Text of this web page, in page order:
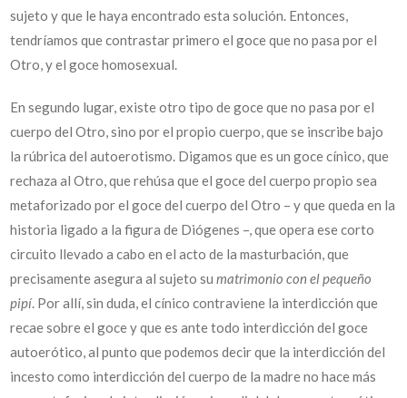
sujeto y que le haya encontrado esta solución. Entonces,
tendríamos que contrastar primero el goce que no pasa por el
Otro, y el goce homosexual.
En segundo lugar, existe otro tipo de goce que no pasa por el
cuerpo del Otro, sino por el propio cuerpo, que se inscribe bajo
la rúbrica del autoerotismo. Digamos que es un goce cínico, que
rechaza al Otro, que rehúsa que el goce del cuerpo propio sea
metaforizado por el goce del cuerpo del Otro – y que queda en la
historia ligado a la figura de Diógenes –, que opera ese corto
circuito llevado a cabo en el acto de la masturbación, que
precisamente asegura al sujeto sumatrimonio con el pequeño
pipí. Por allí, sin duda, el cínico contraviene la interdicción que
recae sobre el goce y que es ante todo interdicción del goce
autoerótico, al punto que podemos decir que la interdicción del
incesto como interdicción del cuerpo de la madre no hace más